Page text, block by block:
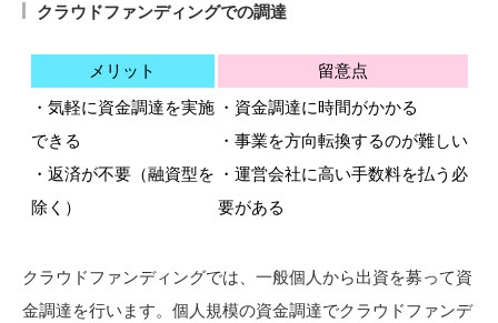
クラウドファンディングでの調達
メリット
留意点
・気軽に資金調達を実施
できる
・返済が不要（融資型を
除く）
・資金調達に時間がかかる
・事業を方向転換するのが難しい
・運営会社に高い手数料を払う必
要がある
クラウドファンディングでは、一般個人から出資を募って資
金調達を行います。個人規模の資金調達でクラウドファンデ